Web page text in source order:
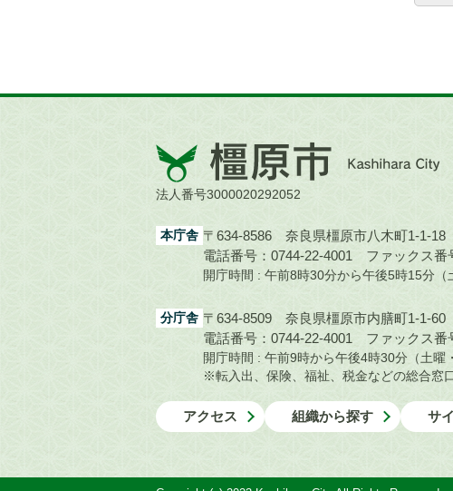
橿
原
市
City
法人番号3000020292052
本庁舎 〒634-8586 奈良県橿原市八木町1-1-18
電話番号：0744-22-4001 ファックス番
開庁時間 : 午前8時30分から午後5時15分（
分庁舎 〒634-8509 奈良県橿原市内膳町1-1-60
電話番号：0744-22-4001 ファックス番
開庁時間 : 午前9時から午後4時30分（土曜
※転入出、保険、福祉、税金などの総合窓
アクセス 組織から探す サ